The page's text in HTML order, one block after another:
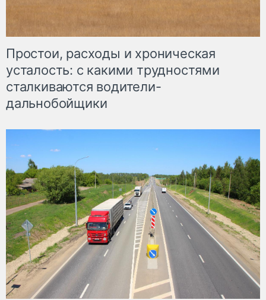
Простои, расходы и хроническая
усталость: с какими трудностями
сталкиваются водители-
дальнобойщики